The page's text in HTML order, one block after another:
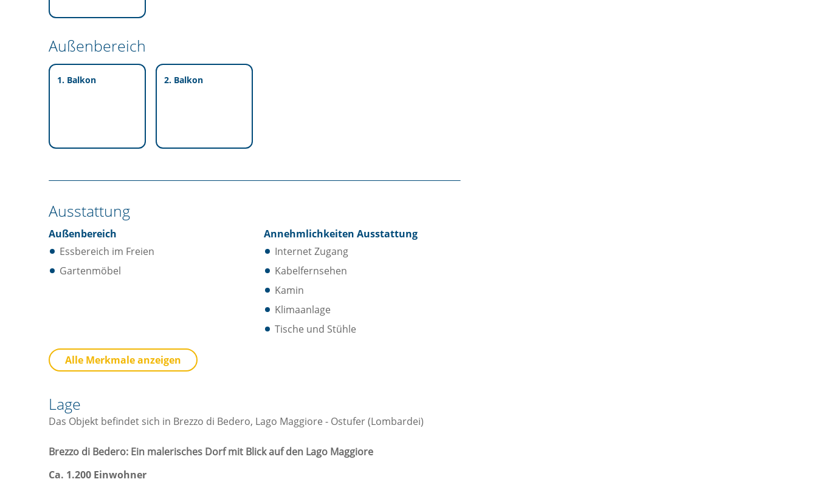
Außenbereich
1. Balkon 2. Balkon
Ausstattung
Außenbereich
Essbereich im Freien
Gartenmöbel
Annehmlichkeiten Ausstattung
Internet Zugang
Kabelfernsehen
Kamin
Klimaanlage
Tische und Stühle
Küche
Besteck / Utensilien
Herd
Kaffee- / Teekocher
Küche
Küchenwaren
Alle Merkmale anzeigen
Lage
Das Objekt befindet sich in Brezzo di Bedero, Lago Maggiore - Ostufer (Lombardei)
Brezzo di Bedero: Ein malerisches Dorf mit Blick auf den Lago Maggiore
Ca. 1.200 Einwohner